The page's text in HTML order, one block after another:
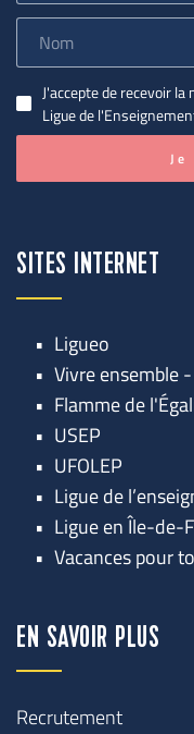
J'accepte de recevoir
Ligue de
Je
SITES INTERNET
Ligueo
Vivre ensemble
Flamme de
USEP
UFOLEP
Ligue de
Ligue en Île-de-
Vacances pour
EN SAVOIR PLUS
Recrutement